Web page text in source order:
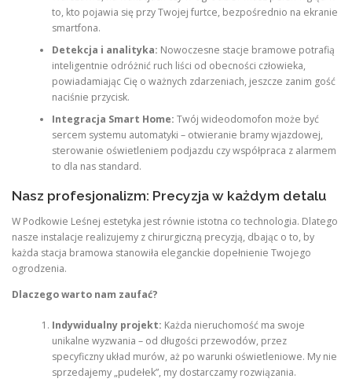
to, kto pojawia się przy Twojej furtce, bezpośrednio na ekranie
smartfona.
Detekcja i analityka: Nowoczesne stacje bramowe potrafią
inteligentnie odróżnić ruch liści od obecności człowieka,
powiadamiając Cię o ważnych zdarzeniach, jeszcze zanim gość
naciśnie przycisk.
Integracja Smart Home: Twój wideodomofon może być
sercem systemu automatyki – otwieranie bramy wjazdowej,
sterowanie oświetleniem podjazdu czy współpraca z alarmem
to dla nas standard.
Nasz profesjonalizm: Precyzja w każdym detalu
W Podkowie Leśnej estetyka jest równie istotna co technologia. Dlatego
nasze instalacje realizujemy z chirurgiczną precyzją, dbając o to, by
każda stacja bramowa stanowiła eleganckie dopełnienie Twojego
ogrodzenia.
Dlaczego warto nam zaufać?
Indywidualny projekt: Każda nieruchomość ma swoje
unikalne wyzwania – od długości przewodów, przez
specyficzny układ murów, aż po warunki oświetleniowe. My nie
sprzedajemy „pudełek”, my dostarczamy rozwiązania.